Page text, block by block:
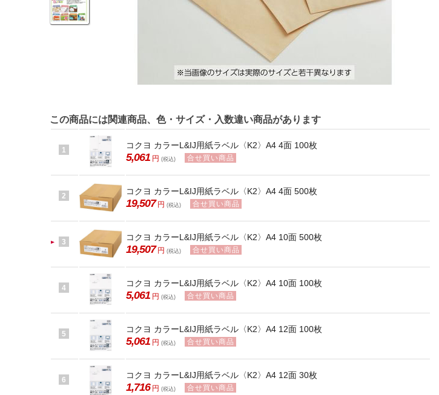
この商品には関連商品、色・サイズ・入数違い商品があります
1 コクヨ カラーL&IJ用紙ラベル〈K2〉A4 4面 100枚
5,061 円 (税込) 合せ買い商品
2 コクヨ カラーL&IJ用紙ラベル〈K2〉A4 4面 500枚
19,507 円 (税込) 合せ買い商品
3 コクヨ カラーL&IJ用紙ラベル〈K2〉A4 10面 500枚
19,507 円 (税込) 合せ買い商品
4 コクヨ カラーL&IJ用紙ラベル〈K2〉A4 10面 100枚
5,061 円 (税込) 合せ買い商品
5 コクヨ カラーL&IJ用紙ラベル〈K2〉A4 12面 100枚
5,061 円 (税込) 合せ買い商品
6 コクヨ カラーL&IJ用紙ラベル〈K2〉A4 12面 30枚
1,716 円 (税込) 合せ買い商品